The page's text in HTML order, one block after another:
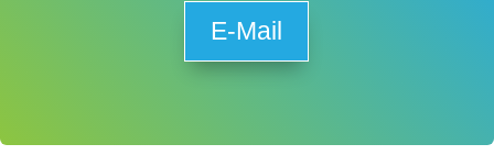
E-Mail